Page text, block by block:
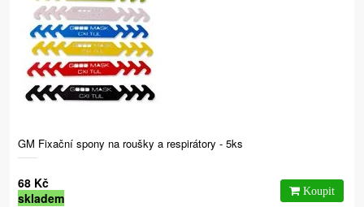
GM Fixační spony na roušky a respirátory - 5ks
68 Kč
skladem